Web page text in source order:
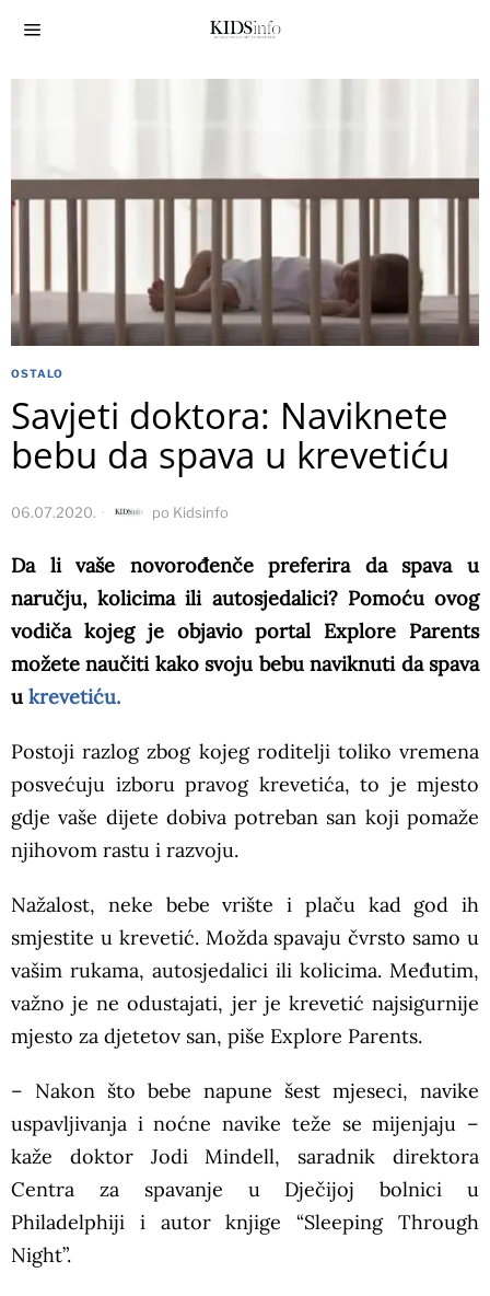
OSTALO
Savjeti doktora: Naviknete
bebu da spava u krevetiću
06.07.2020. po Kidsinfo
Da li vaše novorođenče preferira da spava u
naručju, kolicima ili autosjedalici? Pomoću ovog
vodiča kojeg je objavio portal Explore Parents
možete naučiti kako svoju bebu naviknuti da spava
u krevetiću.
Postoji razlog zbog kojeg roditelji toliko vremena
posvećuju izboru pravog krevetića, to je mjesto
gdje vaše dijete dobiva potreban san koji pomaže
njihovom rastu i razvoju.
Nažalost, neke bebe vrište i plaču kad god ih
smjestite u krevetić. Možda spavaju čvrsto samo u
vašim rukama, autosjedalici ili kolicima. Međutim,
važno je ne odustajati, jer je krevetić najsigurnije
mjesto za djetetov san, piše Explore Parents.
– Nakon što bebe napune šest mjeseci, navike
uspavljivanja i noćne navike teže se mijenjaju –
kaže doktor Jodi Mindell, saradnik direktora
Centra za spavanje u Dječijoj bolnici u
Philadelphiji i autor knjige “Sleeping Through
Night”.